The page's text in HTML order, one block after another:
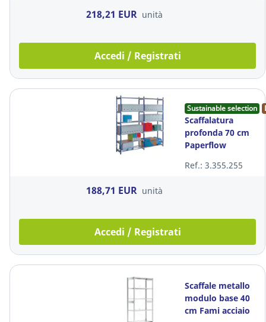
218,21 EUR unità
Accedi / Registrati
Sustainable selection
Scaffalatura
profonda 70 cm
Paperflow
Ref.: 3.355.255
188,71 EUR unità
Accedi / Registrati
Scaffale metallo
modulo base 40
cm Fami acciaio